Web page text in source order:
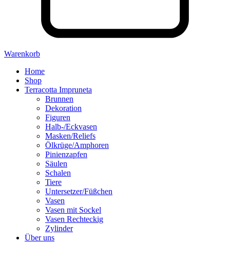
Warenkorb
Home
Shop
Terracotta Impruneta
Brunnen
Dekoration
Figuren
Halb-/Eckvasen
Masken/Reliefs
Ölkrüge/Amphoren
Pinienzapfen
Säulen
Schalen
Tiere
Untersetzer/Füßchen
Vasen
Vasen mit Sockel
Vasen Rechteckig
Zylinder
Über uns